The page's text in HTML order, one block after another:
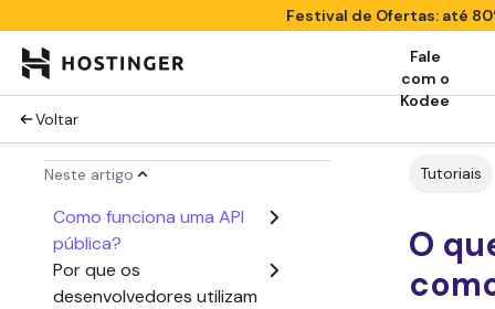
Festival de Ofertas: até
Fale
com o
Kodee
Voltar
Neste artigo
Como funciona uma API
pública?
Por que os
desenvolvedores utilizam
Tutoriais
O